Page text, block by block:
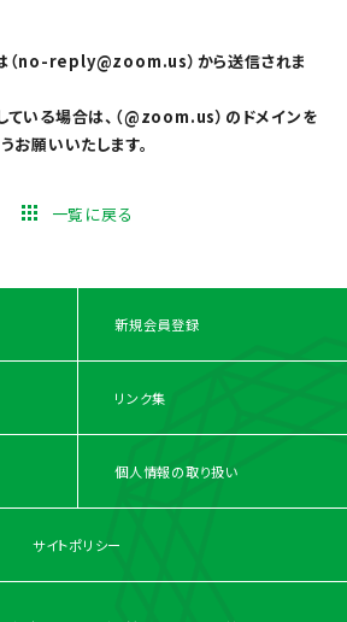
（no-reply@zoom.us）から送信されま
いる場合は、（@zoom.us）のドメインを
お願いいたします。
一覧に戻る
新規会員登録
リンク集
個人情報の取り扱い
サイトポリシー